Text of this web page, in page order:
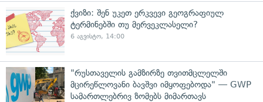
ქვიზი: შენ უკეთ ერკვევი გეოგრაფიულ
ტერმინებში თუ მერვეკლასელი?
6 აგვისტო, 14:00
"რუსთაველის გამზირზე თვითმცლელში
მცირეწლოვანი ბავშვი იმყოფებოდა" — GWP
სამართლებრივ ზომებს მიმართავს